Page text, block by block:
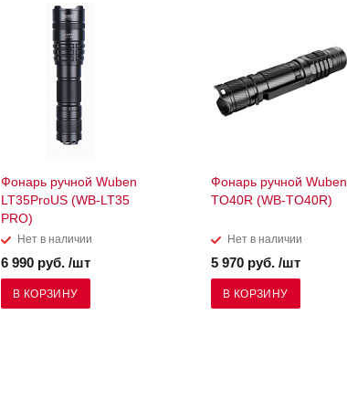
Фонарь ручной Wuben
LT35ProUS (WB-LT35
PRO)
Нет в наличии
6 990 руб. /шт
В КОРЗИНУ
Фонарь ручной Wuben
TO40R (WB-TO40R)
Нет в наличии
5 970 руб. /шт
В КОРЗИНУ